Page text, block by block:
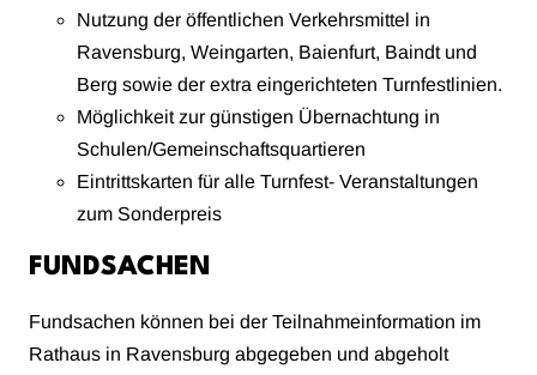
Nutzung der öffentlichen Verkehrsmittel in
Ravensburg, Weingarten, Baienfurt, Baindt und
Berg sowie der extra eingerichteten Turnfestlinien.
Möglichkeit zur günstigen Übernachtung in
Schulen/Gemeinschaftsquartieren
Eintrittskarten für alle Turnfest- Veranstaltungen
zum Sonderpreis
FUNDSACHEN
Fundsachen können bei der Teilnahmeinformation im
Rathaus in Ravensburg abgegeben und abgeholt